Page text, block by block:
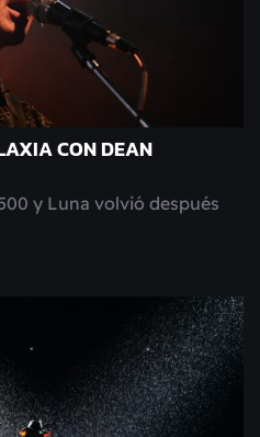
CON DEAN
y Luna volvió después